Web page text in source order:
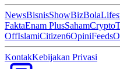
NewsBisnisShowBizBola
FaktaEnam PlusSahamCrypto
OffIslamiCitizen6OpiniFeeds
KontakKebijakan Privasi